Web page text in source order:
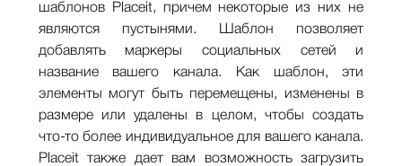
шаблонов Placeit, причем некоторые из них не
являются пустынями. Шаблон позволяет
добавлять маркеры социальных сетей и
название вашего канала. Как шаблон, эти
элементы могут быть перемещены, изменены в
размере или удалены в целом, чтобы создать
что-то более индивидуальное для вашего канала.
Placeit также дает вам возможность загрузить